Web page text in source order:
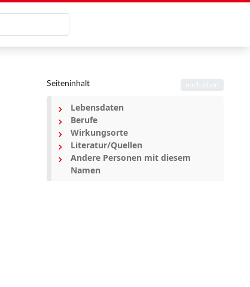
Seiteninhalt
Lebensdaten
Berufe
Wirkungsorte
Literatur/Quellen
Andere Personen mit diesem
Namen